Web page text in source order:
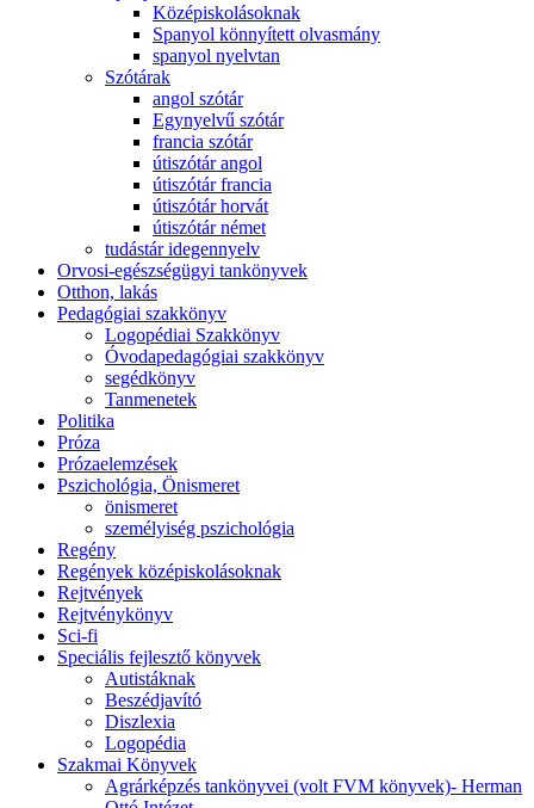
Középiskolásoknak
Spanyol könnyített olvasmány
spanyol nyelvtan
Szótárak
angol szótár
Egynyelvű szótár
francia szótár
útiszótár angol
útiszótár francia
útiszótár horvát
útiszótár német
tudástár idegennyelv
Orvosi-egészségügyi tankönyvek
Otthon, lakás
Pedagógiai szakkönyv
Logopédiai Szakkönyv
Óvodapedagógiai szakkönyv
segédkönyv
Tanmenetek
Politika
Próza
Prózaelemzések
Pszichológia, Önismeret
önismeret
személyiség pszichológia
Regény
Regények középiskolásoknak
Rejtvények
Rejtvénykönyv
Sci-fi
Speciális fejlesztő könyvek
Autistáknak
Beszédjavító
Diszlexia
Logopédia
Szakmai Könyvek
Agrárképzés tankönyvei (volt FVM könyvek)- Herman